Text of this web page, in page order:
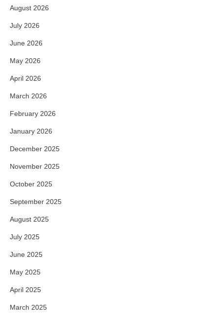
August 2026
July 2026
June 2026
May 2026
April 2026
March 2026
February 2026
January 2026
December 2025
November 2025
October 2025
September 2025
August 2025
July 2025
June 2025
May 2025
April 2025
March 2025